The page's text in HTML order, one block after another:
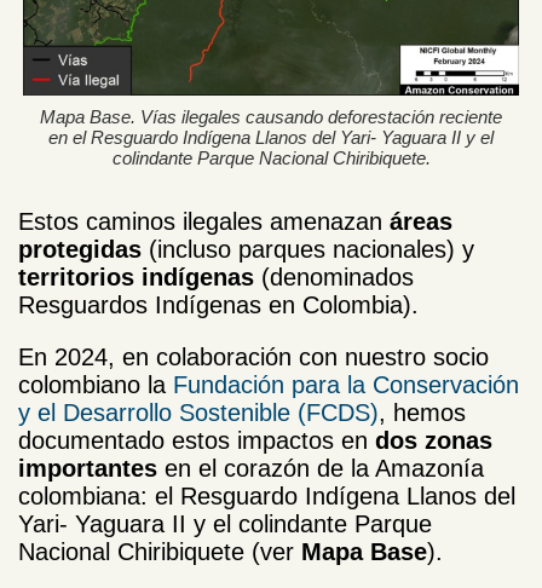
Mapa Base. Vías ilegales causando deforestación reciente
en el Resguardo Indígena Llanos del Yari- Yaguara II y el
colindante Parque Nacional Chiribiquete.
Estos caminos ilegales amenazan áreas
protegidas (incluso parques nacionales) y
territorios indígenas (denominados
Resguardos Indígenas en Colombia).
En 2024, en colaboración con nuestro socio
colombiano la Fundación para la Conservación
y el Desarrollo Sostenible (FCDS), hemos
documentado estos impactos en dos zonas
importantes en el corazón de la Amazonía
colombiana: el Resguardo Indígena Llanos del
Yari- Yaguara II y el colindante Parque
Nacional Chiribiquete (ver Mapa Base).